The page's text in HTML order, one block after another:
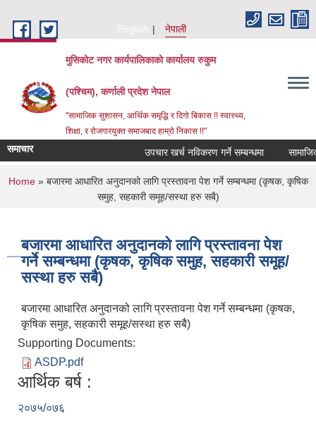
English
नेपाली
मुसिकोट नगर कार्यपालिकाको कार्यालय रुकुम
(पश्चिम), कर्णाली प्रदेश नेपाल
"सामाजिक सुशासन, आर्थिक समृद्धि र दिगो बिकास !! स्वास्थ्य,
शिक्षा, र रोजगारयुक्त समाजबाद हाम्रो निकास !!"
समाचार उपचार खर्च नविकरण गर्ने सम्बन्धमा
You are here
Home» बजारमा आधारित अनुदानको लागि प्रस्तावना पेश गर्ने सम्बन्धमा (कृषक, कृषिक
समुह, सहकारी समूह/सस्था हरु सबै)
बजारमा आधारित अनुदानको लागि प्रस्तावना पेश
गर्ने सम्बन्धमा (कृषक, कृषिक समुह, सहकारी समूह/
सस्था हरु सबै)
बजारमा आधारित अनुदानको लागि प्रस्तावना पेश गर्ने सम्बन्धमा (कृषक,
कृषिक समुह, सहकारी समूह/सस्था हरु सबै)
Supporting Documents:
ASDP.pdf
आर्थिक बर्ष :
२०७५/०७६